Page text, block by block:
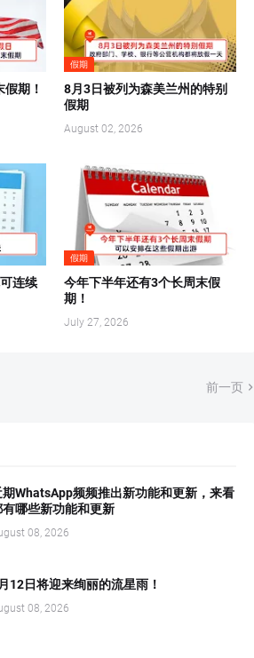
期！
假期
8月3日被列为森美兰州的特别
假期
August 02, 2026
连续
假期
今年下半年还有3个长周末假
期！
July 27, 2026
前一页
期WhatsApp频频推出新功能和更新，来看
有哪些新功能和更新
08, 2026
12日将迎来绚丽的流星雨！
08, 2026